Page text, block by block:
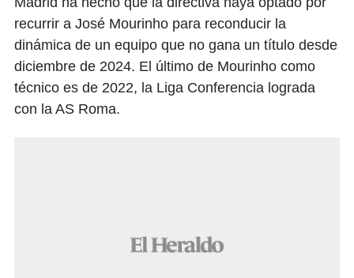
recurrir a José Mourinho para reconducir la
dinámica de un equipo que no gana un título desde
diciembre de 2024. El último de Mourinho como
técnico es de 2022, la Liga Conferencia lograda
con la AS Roma.